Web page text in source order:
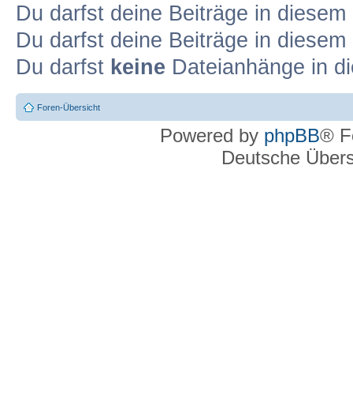
Du darfst deine Beiträge in
Du darfst deine Beiträge in
Du darfst keine Dateianhänge in
Foren-Übersicht
Powered by phpBB®
Deutsche